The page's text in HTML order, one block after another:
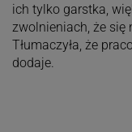
ich tylko garstka,
zwolnieniach, że się
Tłumaczyła, że
dodaje.